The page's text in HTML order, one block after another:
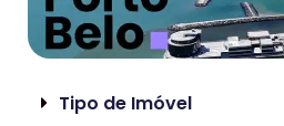
Tipo de Imóvel